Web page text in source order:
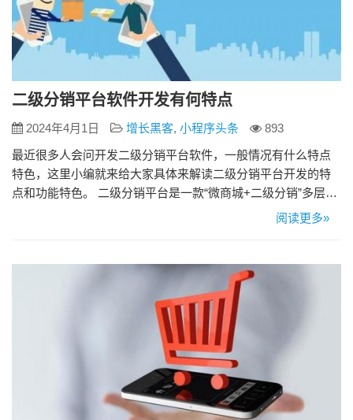
二级分销平台软件开发有何特点
2024年4月1日 增长黑客, 小程序头条
893
最近很多人会问开发二级分销平台软件，一般情况有什么特点
特色，这里小编就来给大家具体来解读二级分销平台开发的特
点和功能特色。 二级分销平台是一款“微商城+二级分销”多层级
一体化微信分销成交平台。 基于朋友圈的传播，轻松带领成千
app系统开发借鉴了传统代理制层级少的特点，吸取了直销无店
阅读更多»